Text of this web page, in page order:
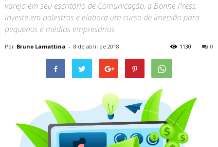
varejo em seu escritório de Comunicação, a Bonne Press,
investe em palestras e elabora um curso de imersão para
pequenos e médios empresários
Por Bruno Lamattina - 8 de abril de 2018 0
1130